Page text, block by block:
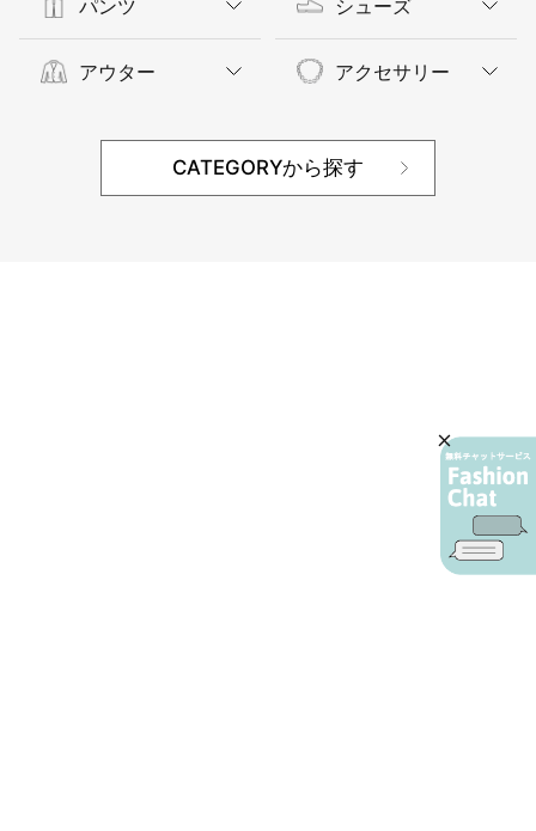
パンツ
アウター
シューズ
アクセサリー
CATEGORYから探す